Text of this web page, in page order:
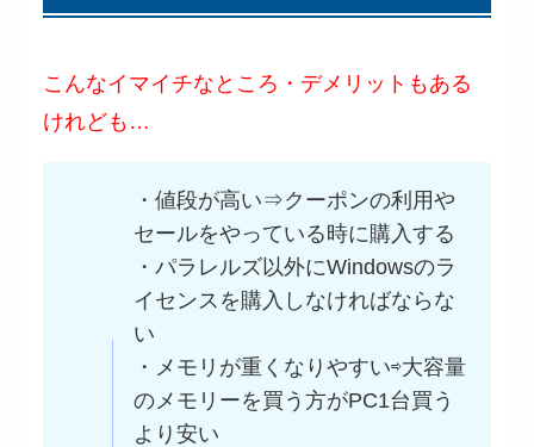
こんなイマイチなところ・デメリットもある
けれども…
・値段が高い⇒クーポンの利用や
セールをやっている時に購入する
・パラレルズ以外にWindowsのラ
イセンスを購入しなければならな
い
・メモリが重くなりやすい⇨大容量
のメモリーを買う方がPC1台買う
より安い